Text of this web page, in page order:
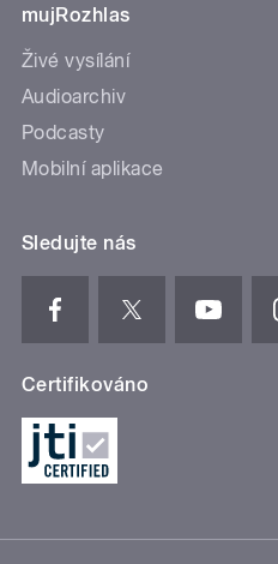
mujRozhlas
Živé vysílání
Audioarchiv
Podcasty
Mobilní aplikace
Sledujte nás
Certifikováno